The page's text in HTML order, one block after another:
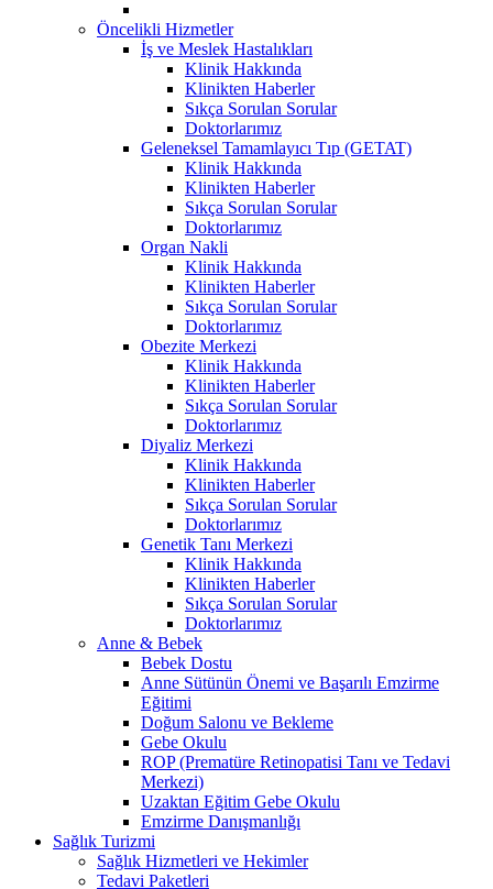
Öncelikli Hizmetler
İş ve Meslek Hastalıkları
Klinik Hakkında
Klinikten Haberler
Sıkça Sorulan Sorular
Doktorlarımız
Geleneksel Tamamlayıcı Tıp (GETAT)
Klinik Hakkında
Klinikten Haberler
Sıkça Sorulan Sorular
Doktorlarımız
Organ Nakli
Klinik Hakkında
Klinikten Haberler
Sıkça Sorulan Sorular
Doktorlarımız
Obezite Merkezi
Klinik Hakkında
Klinikten Haberler
Sıkça Sorulan Sorular
Doktorlarımız
Diyaliz Merkezi
Klinik Hakkında
Klinikten Haberler
Sıkça Sorulan Sorular
Doktorlarımız
Genetik Tanı Merkezi
Klinik Hakkında
Klinikten Haberler
Sıkça Sorulan Sorular
Doktorlarımız
Anne & Bebek
Bebek Dostu
Anne Sütünün Önemi ve Başarılı Emzirme
Eğitimi
Doğum Salonu ve Bekleme
Gebe Okulu
ROP (Prematüre Retinopatisi Tanı ve Tedavi
Merkezi)
Uzaktan Eğitim Gebe Okulu
Emzirme Danışmanlığı
Sağlık Turizmi
Sağlık Hizmetleri ve Hekimler
Tedavi Paketleri